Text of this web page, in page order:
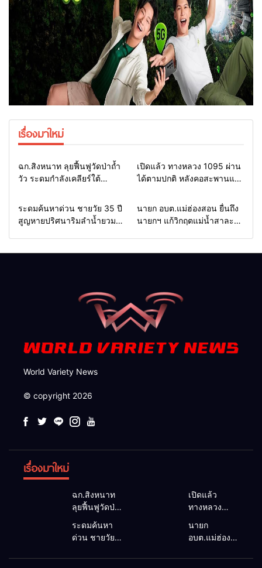
เรื่องมาใหม่
Home แวดวงทหาร
ฉก.สิงหนาท ลุยฟื้นฟูวัดป่าถ้ำ
วัว ระดมกำลังเคลียร์ใต้
ช่วยชาวบ้านฝ่าวิกฤตน้ำป่า
Home รอบรั้วทั่วไทย
เปิดแล้ว ทางหลวง 1095 ผ่าน
ได้ตามปกติ หลังคอสะพานแม่
แม่ฮ่องสอน สั่งเฝ้าระวัง 24
Home รอบรั้วทั่วไทย
ระดมค้นหาด่วน ชายวัย 35 ปี
สูญหายปริศนาริมลำน้ำยวม
Home รอบรั้วทั่วไทย
นายก อบต.แม่ฮ่องสอน ยื่นถึง
นายกฯ แก้วิกฤตแม่น้ำสาละ
World Variety News
© copyright 2026
เรื่องมาใหม่
ฉก.สิงหนาท
ลุยฟื้นฟูวัดป่า
ถ้ำวัว ระดม
กำลังเคลียร์
ใต้สะพาน
ซ่อมคอ
เปิดแล้ว
ทางหลวง
ตามปกติ หลัง
คอสะพานแม่
สุยะขาดจาก
ระดมค้นหา
ด่วน ชายวัย
ปริศนาริมลำ
นายก
อบต.แม่ฮ่องสอน
แก้วิกฤตแม่น้ำ